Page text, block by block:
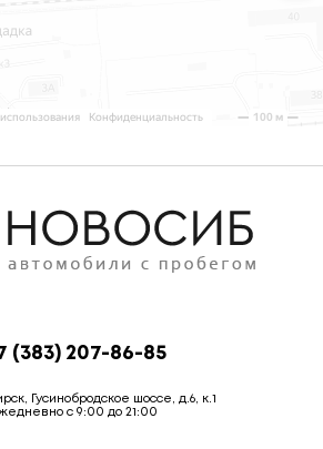
(383) 207-86-85
Гусинобродское шоссе, д.6, к.1
с 9:00 до 21:00